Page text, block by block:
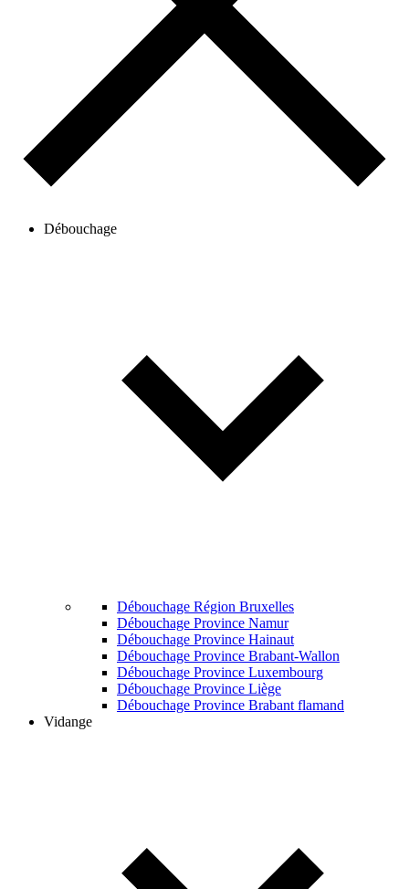
Débouchage
Débouchage Région Bruxelles
Débouchage Province Namur
Débouchage Province Hainaut
Débouchage Province Brabant-Wallon
Débouchage Province Luxembourg
Débouchage Province Liège
Débouchage Province Brabant flamand
Vidange